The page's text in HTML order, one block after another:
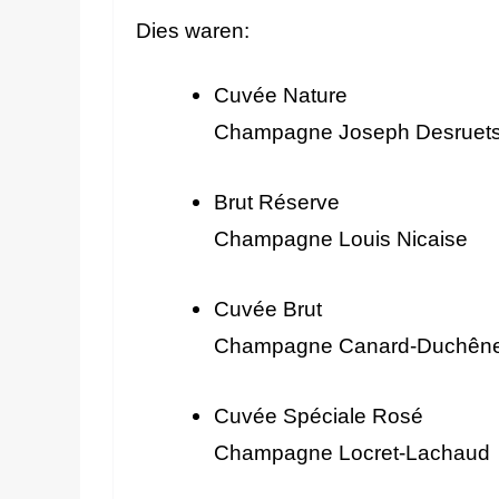
Dies waren:
Cuvée Nature
Champagne Joseph
Brut Réserve
Champagne Louis Nicaise
Cuvée Brut
Champagne Canard-
Cuvée Spéciale Rosé
Champagne Locret-Lachaud